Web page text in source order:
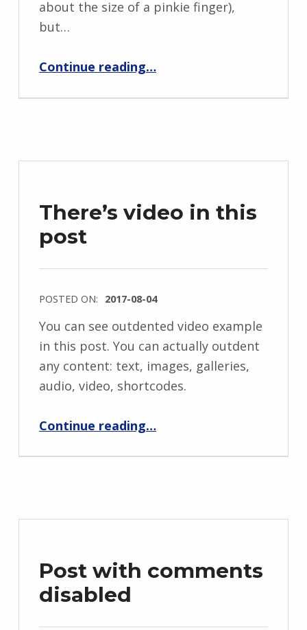
about the size of a pinkie finger),
but…
Continue reading…
There’s video in this
post
POSTED ON: 2017-08-04
You can see outdented video example
in this post. You can actually outdent
any content: text, images, galleries,
audio, video, shortcodes.
Continue reading…
Post with comments
disabled